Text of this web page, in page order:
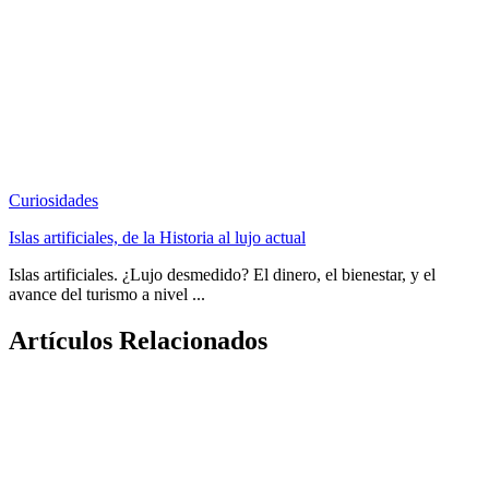
Curiosidades
Islas artificiales, de la Historia al lujo actual
Islas artificiales. ¿Lujo desmedido? El dinero, el bienestar, y el
avance del turismo a nivel ...
Artículos Relacionados